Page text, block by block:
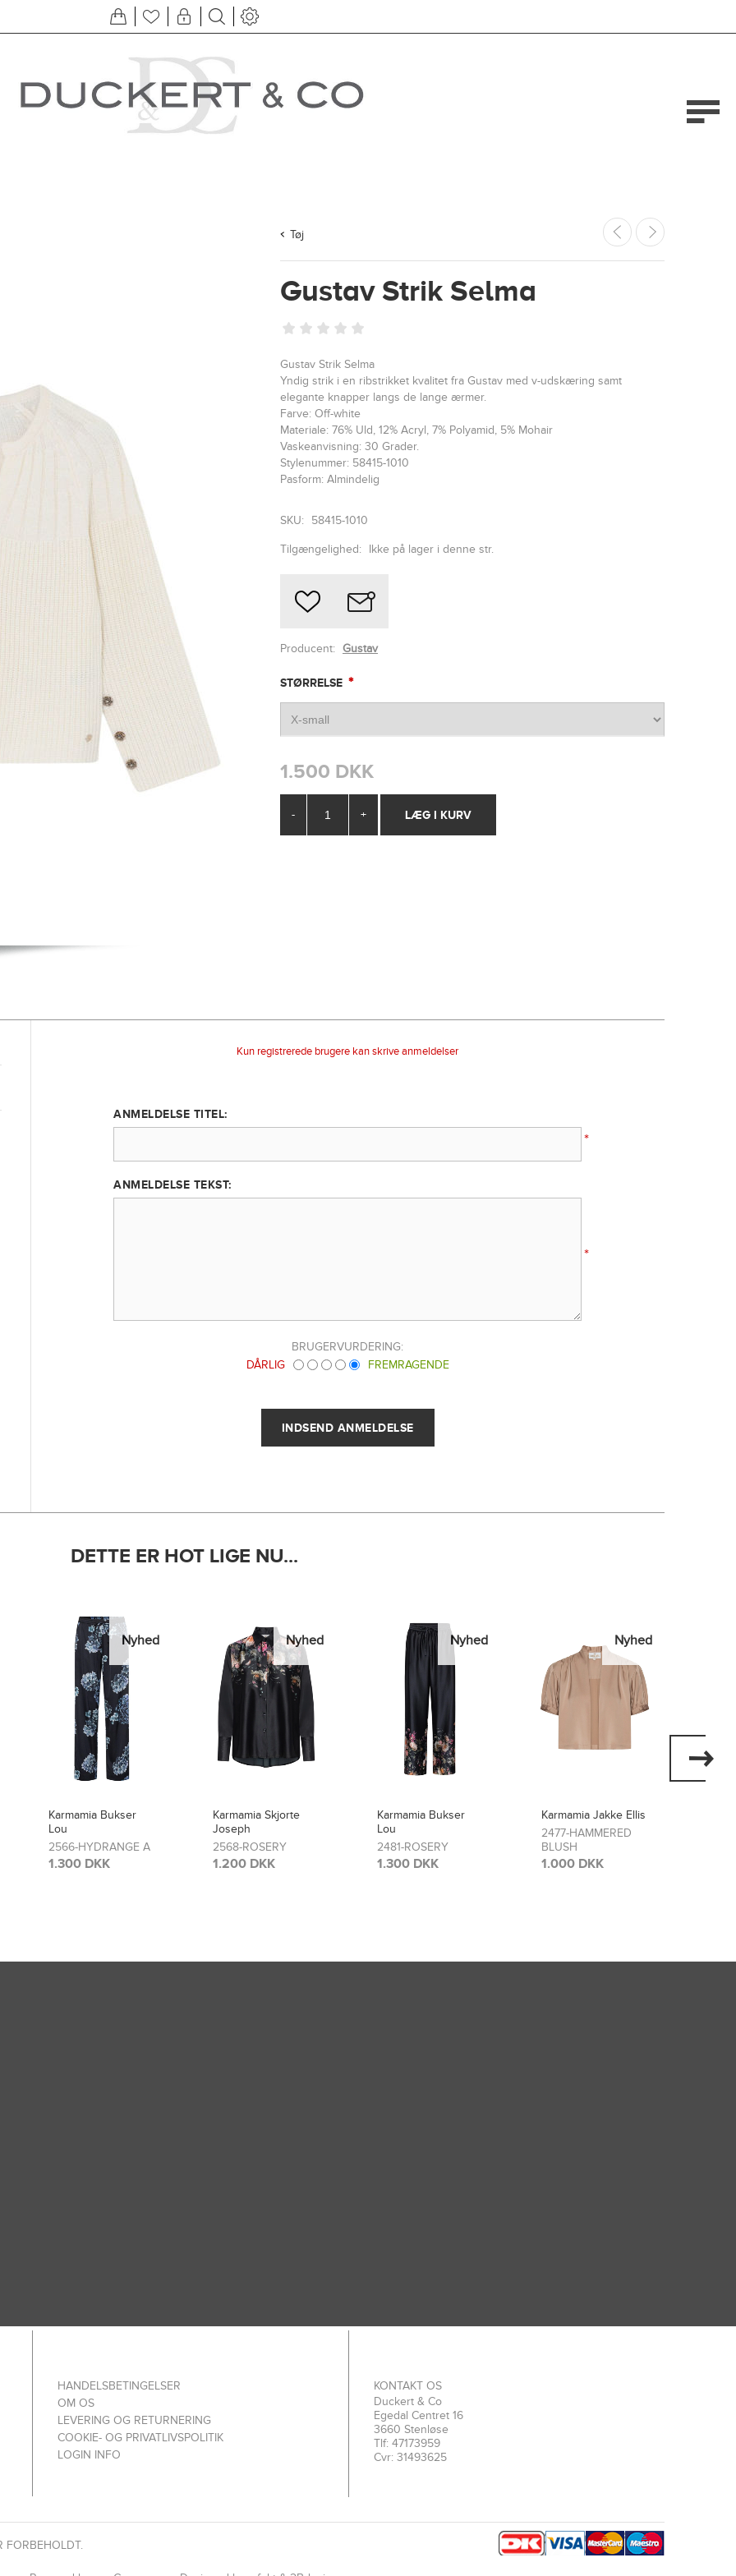
Tøj
Gustav Strik Selma
Gustav Strik Selma
Yndig strik i en ribstrikket kvalitet fra Gustav med v-udskæring samt
elegante knapper langs de lange ærmer.
Farve: Off-white
Materiale: 76% Uld, 12% Acryl, 7% Polyamid, 5% Mohair
Vaskeanvisning: 30 Grader.
Stylenummer: 58415-1010
Pasform: Almindelig
SKU: 58415-1010
Tilgængelighed: Ikke på lager i denne str.
Producent: Gustav
STØRRELSE *
1.500 DKK
- +
Kun registrerede brugere kan skrive anmeldelser
ANMELDELSE TITEL:
*
ANMELDELSE TEKST:
*
BRUGERVURDERING:
DÅRLIG
FREMRAGENDE
DETTE ER HOT LIGE NU...
Nyhed
Karmamia Skjorte
Joseph
2568-ROSERY
1.200 DKK
Nyhed
Karmamia Bukser
Lou
2481-ROSERY
1.300 DKK
Nyhed
Karmamia Jakke Ellis
2477-HAMMERED
BLUSH
1.000 DKK
Nyhed
Karmamia Kjole Layla
2474-SCARLETT
FLOWER
1.700 DKK
HANDELSBETINGELSER
OM OS
LEVERING OG RETURNERING
COOKIE- OG PRIVATLIVSPOLITIK
LOGIN INFO
KONTAKT OS
Duckert & Co
Egedal Centret 16
3660 Stenløse
Tlf: 47173959
Cvr: 31493625
FORBEHOLDT.